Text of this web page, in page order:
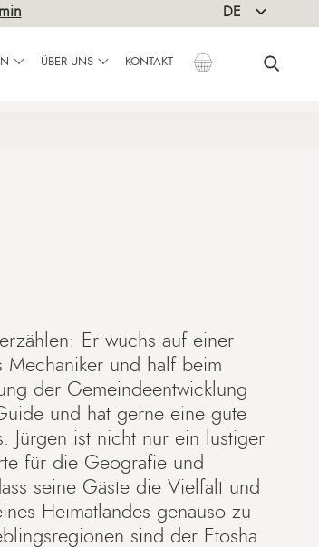
DE
ÜBER UNS KONTAKT
Er wuchs auf einer
Mechaniker und half beim
der Gemeindeentwicklung
und hat gerne eine gute
Jürgen ist nicht nur ein lustiger
für die Geografie und
seine Gäste die Vielfalt und
Heimatlandes genauso zu
sind der Etosha